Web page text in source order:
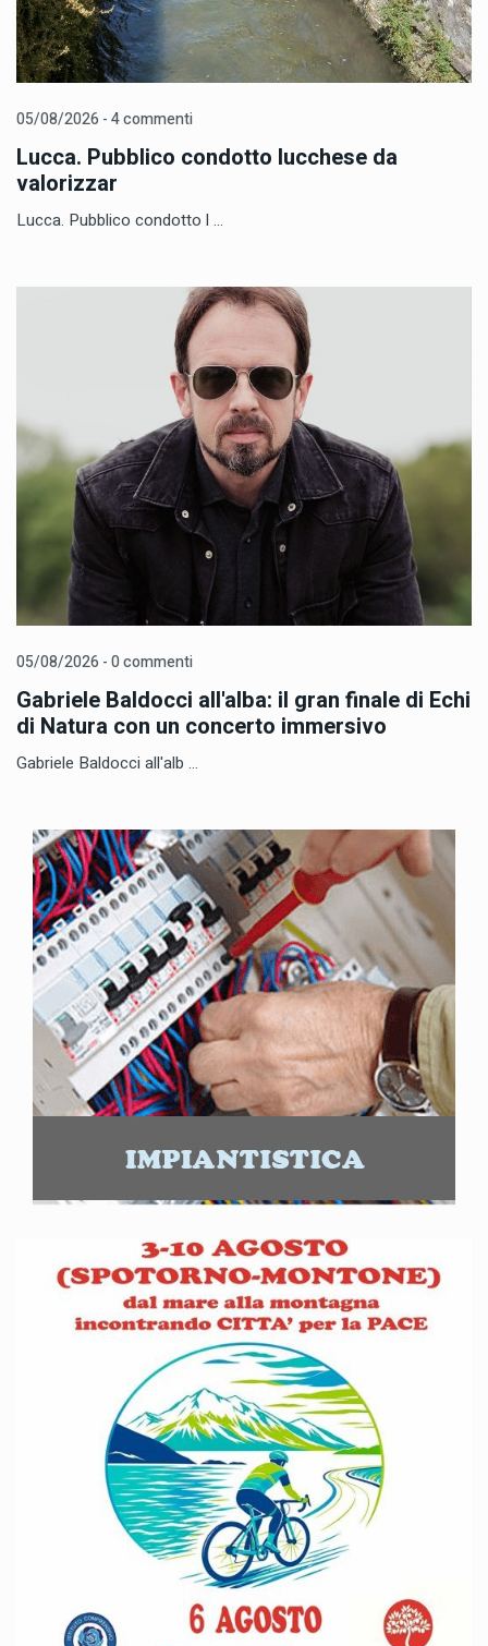
05/08/2026 - 4 commenti
Lucca. Pubblico condotto lucchese da
valorizzar
Lucca. Pubblico condotto l ...
05/08/2026 - 0 commenti
Gabriele Baldocci all'alba: il gran finale di Echi
di Natura con un concerto immersivo
Gabriele Baldocci all'alb ...